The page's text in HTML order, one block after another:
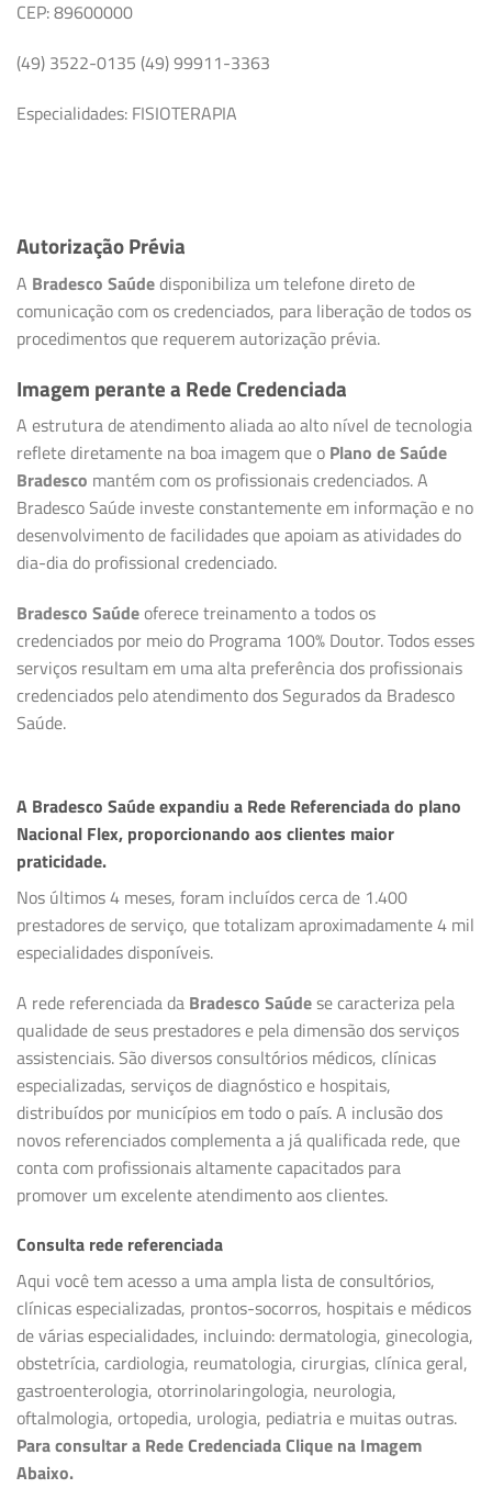
CEP: 89600000
(49) 3522-0135 (49) 99911-3363
Especialidades: FISIOTERAPIA
Autorização Prévia
A Bradesco Saúdedisponibiliza um telefone direto de
comunicação com os credenciados, para liberação de todos os
procedimentos que requerem autorização prévia.
Imagem perante a Rede Credenciada
A estrutura de atendimento aliada ao alto nível de tecnologia
reflete diretamente na boa imagem que o Plano de Saúde
Bradesco mantém com os profissionais credenciados. A
Bradesco Saúde investe constantemente em informação e no
desenvolvimento de facilidades que apoiam as atividades do
dia-dia do profissional credenciado.
Bradesco Saúdeoferece treinamento a todos os
credenciados por meio do Programa 100% Doutor. Todos esses
serviços resultam em uma alta preferência dos profissionais
credenciados pelo atendimento dos Segurados da Bradesco
Saúde.
A Bradesco Saúde expandiu a Rede Referenciada do plano
Nacional Flex, proporcionando aos clientes maior
praticidade.
Nos últimos 4 meses, foram incluídos cerca de 1.400
prestadores de serviço, que totalizam aproximadamente 4 mil
especialidades disponíveis.
A rede referenciada da Bradesco Saúdese caracteriza pela
qualidade de seus prestadores e pela dimensão dos serviços
assistenciais. São diversos consultórios médicos, clínicas
especializadas, serviços de diagnóstico e hospitais,
distribuídos por municípios em todo o país. A inclusão dos
novos referenciados complementa a já qualificada rede, que
conta com profissionais altamente capacitados para
promover um excelente atendimento aos clientes.
Consulta rede referenciada
Aqui você tem acesso a uma ampla lista de consultórios,
clínicas especializadas, prontos-socorros, hospitais e médicos
de várias especialidades, incluindo: dermatologia, ginecologia,
obstetrícia, cardiologia, reumatologia, cirurgias, clínica geral,
gastroenterologia, otorrinolaringologia, neurologia,
oftalmologia, ortopedia, urologia, pediatria e muitas outras.
Para consultar a Rede Credenciada Clique na Imagem
Abaixo.